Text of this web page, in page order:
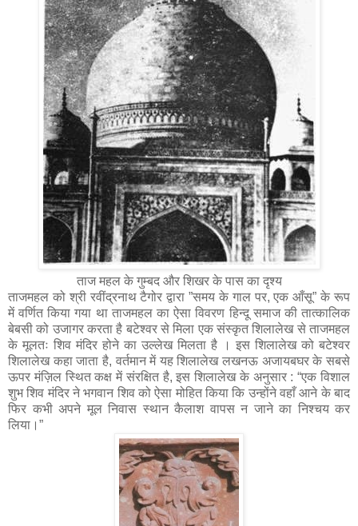
ताज महल के गुम्बद और शिखर के पास का दृश्य
ताजमहल को श्री रवींद्रनाथ टैगोर द्वारा ”समय के गाल पर, एक आँसू” के रूप
में वर्णित किया गया था ताजमहल का ऐसा विवरण हिन्दू समाज की तात्कालिक
बेबसी को उजागर करता है बटेश्वर से मिला एक संस्कृत शिलालेख से ताजमहल
के मूलतः शिव मंदिर होने का उल्लेख मिलता है । इस शिलालेख को बटेश्वर
शिलालेख कहा जाता है, वर्तमान में यह शिलालेख लखनऊ अजायबघर के सबसे
ऊपर मंज़िल स्थित कक्ष में संरक्षित है, इस शिलालेख के अनुसार : “एक विशाल
शुभ शिव मंदिर ने भगवान शिव को ऐसा मोहित किया कि उन्होंने वहाँ आने के बाद
फिर कभी अपने मूल निवास स्थान कैलाश वापस न जाने का निश्चय कर
लिया।”